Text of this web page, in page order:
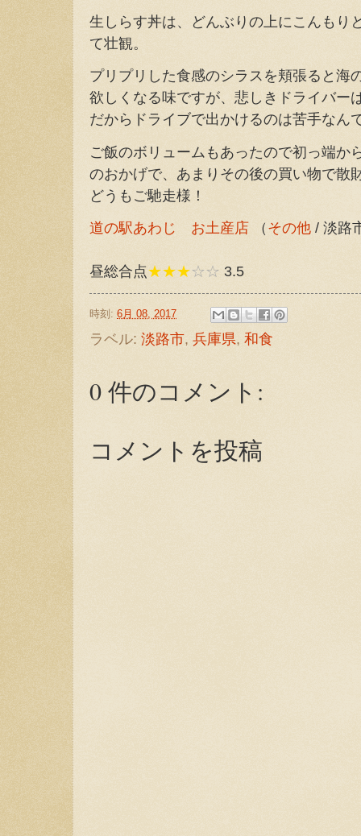
生しらす丼は、どんぶりの上にこんもり
て壮観。
プリプリした食感のシラスを頬張ると海
欲しくなる味ですが、悲しきドライバー
だからドライブで出かけるのは苦手なん
ご飯のボリュームもあったので初っ端か
のおかげで、あまりその後の買い物で散
どうもご馳走様！
道の駅あわじ お土産店 （その他 / 淡路
昼総合点★★★☆☆ 3.5
時刻: 6月 08, 2017
ラベル: 淡路市, 兵庫県, 和食
0 件のコメント:
コメントを投稿